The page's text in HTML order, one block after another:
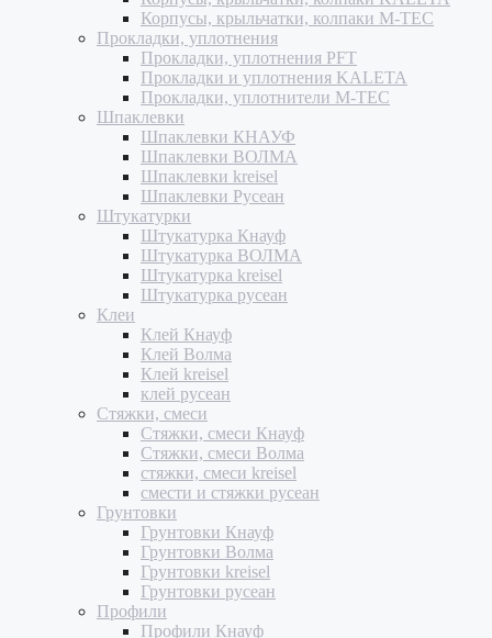
Корпусы, крыльчатки, колпаки M-TEC
Прокладки, уплотнения
Прокладки, уплотнения PFT
Прокладки и уплотнения KALETA
Прокладки, уплотнители M-TEC
Шпаклевки
Шпаклевки КНАУФ
Шпаклевки ВОЛМА
Шпаклевки kreisel
Шпаклевки Русеан
Штукатурки
Штукатурка Кнауф
Штукатурка ВОЛМА
Штукатурка kreisel
Штукатурка русеан
Клеи
Клей Кнауф
Клей Волма
Клей kreisel
клей русеан
Стяжки, смеси
Стяжки, смеси Кнауф
Стяжки, смеси Волма
стяжки, смеси kreisel
смести и стяжки русеан
Грунтовки
Грунтовки Кнауф
Грунтовки Волма
Грунтовки kreisel
Грунтовки русеан
Профили
Профили Кнауф